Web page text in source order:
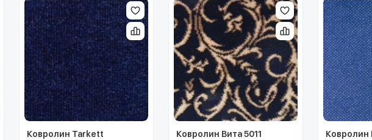
Ковролин Tarkett
Ковролин Вита 5011
Ковролин